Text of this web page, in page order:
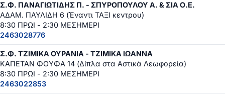
Σ.Φ. ΠΑΝΑΓΙΩΤΙΔΗΣ Π. - ΣΠΥΡΟΠΟΥΛΟΥ Α. & ΣΙΑ Ο.Ε.
ΑΔΑΜ. ΠΑΥΛΙΔΗ 6 (Έναντι ΤΑΞΙ κεντρου)
8:30 ΠΡΩΙ - 2:30 ΜΕΣΗΜΕΡΙ
2463028776
Σ.Φ. ΤΖΙΜΙΚΑ ΟΥΡΑΝΙΑ - ΤΖΙΜΙΚΑ ΙΩΑΝΝΑ
ΚΑΠΕΤΑΝ ΦΟΥΦΑ 14 (Δίπλα στα Αστικά Λεωφορεία)
8:30 ΠΡΩΙ - 2:30 ΜΕΣΗΜΕΡΙ
2463022853